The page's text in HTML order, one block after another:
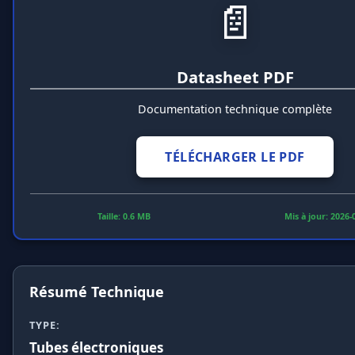
📄
Datasheet PDF
Documentation technique complète
TÉLÉCHARGER LE PDF
Taille: 0.6 MB Mis à jour: 2026-
Résumé Technique
TYPE:
Tubes électroniques